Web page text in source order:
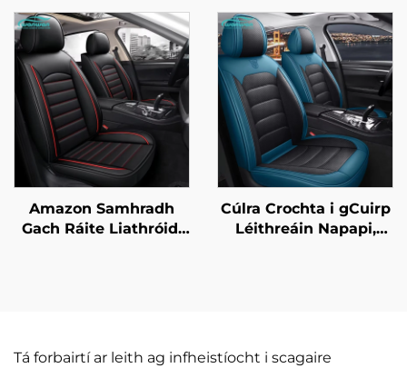
Iolrúil Liathróidí
Suíocháin Gléasra Le
Cúlchuairt Iomlán
Liathróidí Suíocháin
Díreach ón bhFabhair
Amazon Best Seller
Amazon Samhradh
Gach Ráite Liathróidí
Cúlra Crochta i gCuirp
Léithreáin Napapi,
aimseartha
Tá forbairtí ar leith ag infheistíocht i scagaire